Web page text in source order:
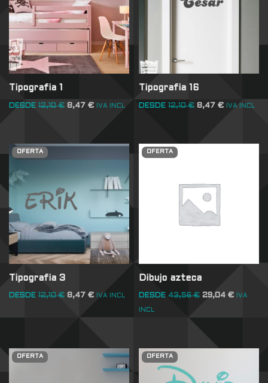
Tipografia 1
DESDE 12,10€ 8,47 € IVA INCL
Tipografia 16
DESDE 12,10€ 8,47€ IVA INCL
OFERTA
Tipografia 3
DESDE 12,10€ 8,47 € IVA INCL
OFERTA
Dibujo azteca
DESDE 43,56€ 29,04€ IVA
INCL
OFERTA OFERTA